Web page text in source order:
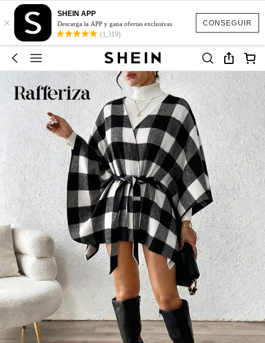
CONSEGUIR
×
SHEIN APP
Descarga la APP y gana ofertas exclusivas
(1,319)